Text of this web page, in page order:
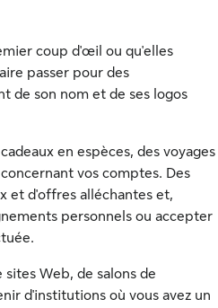
coup d'œil ou qu'elles
passer pour des
de son nom et de ses logos
en espèces, des voyages
vos comptes. Des
et d'offres alléchantes et,
personnels ou accepter
Web, de salons de
d'institutions où vous avez un